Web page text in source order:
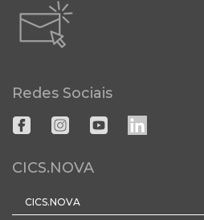
Redes Sociais
CICS.NOVA
CICS.NOVA